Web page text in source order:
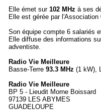
Elle émet sur 102 MHz à ses
Elle est gérée par
Son équipe compte 6 salariés
Elle diffuse des informations
adventiste.
Radio Vie Meilleure
Basse-Terre 93.3 MHz (1 kW),
Radio Vie Meilleure
BP 5 - Lieudit Morne Boissard
97139 LES ABYMES
GUADELOUPE